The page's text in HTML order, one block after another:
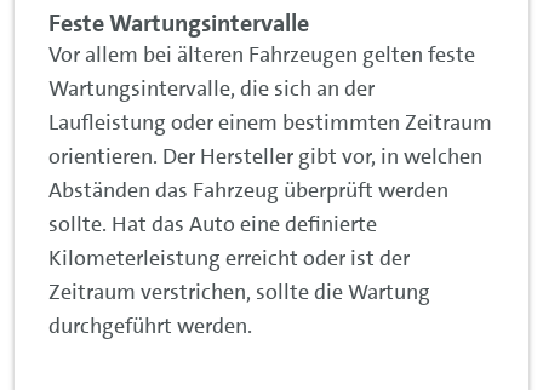
Feste Wartungsintervalle
Vor allem bei älteren Fahrzeugen gelten feste
Wartungsintervalle, die sich an der
Laufleistung oder einem bestimmten Zeitraum
orientieren. Der Hersteller gibt vor, in welchen
Abständen das Fahrzeug überprüft werden
sollte. Hat das Auto eine definierte
Kilometerleistung erreicht oder ist der
Zeitraum verstrichen, sollte die Wartung
durchgeführt werden.